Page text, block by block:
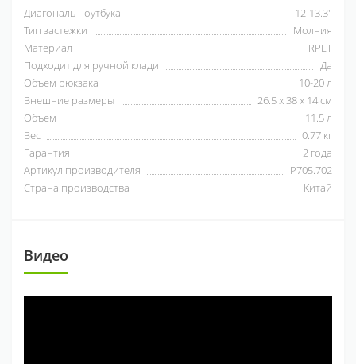
Диагональ ноутбука
12-13.3"
Тип застежки
Молния
Материал
RPET
Подходит для ручной клади
Да
Объем рюкзака
10-20 л
Внешние размеры
26.5 х 38 х 14 см
Объем
11.5 л
Вес
0.77 кг
Гарантия
2 года
Артикул производителя
P705.702
Страна производства
Китай
Видео